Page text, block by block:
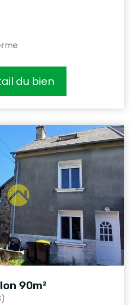
du bien
90m²